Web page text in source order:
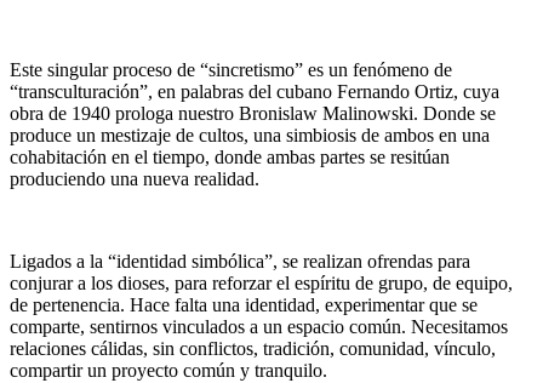
Este singular proceso de “sincretismo” es un fenómeno de
“transculturación”, en palabras del cubano Fernando Ortiz, cuya
obra de 1940 prologa nuestro Bronislaw Malinowski. Donde se
produce un mestizaje de cultos, una simbiosis de ambos en una
cohabitación en el tiempo, donde ambas partes se resitúan
produciendo una nueva realidad.
Ligados a la “identidad simbólica”, se realizan ofrendas para
conjurar a los dioses, para reforzar el espíritu de grupo, de equipo,
de pertenencia. Hace falta una identidad, experimentar que se
comparte, sentirnos vinculados a un espacio común. Necesitamos
relaciones cálidas, sin conflictos, tradición, comunidad, vínculo,
compartir un proyecto común y tranquilo.